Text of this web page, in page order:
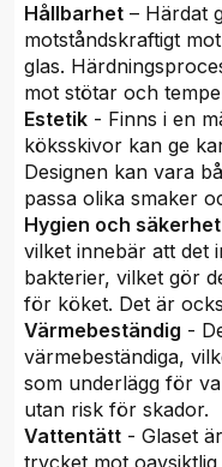
Hållbarhet – Härdat
motståndskraftigt
glas.
mot stötar och
Estetik - Finns i en
köksskivor kan ge
Designen kan vara
passa olika smaker
Hygien och säkerhet
vilket innebär att det
bakterier, vilket gör
för köket. Det är
Värmebeständig -
värmebeständiga,
som underlägg för
utan risk för skador.
Vattentätt - Glaset